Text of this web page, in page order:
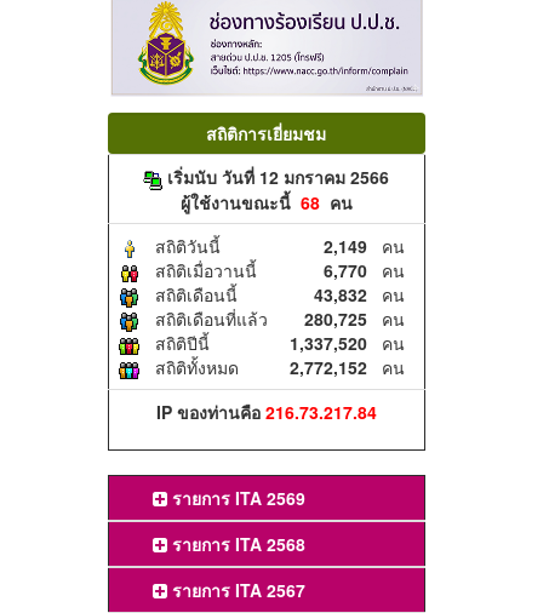
สถิติการเยี่ยมชม
เริ่มนับ วันที่ 12 มกราคม 2566
ผู้ใช้งานขณะนี้ 68คน
สถิติวันนี้
2,149คน
สถิติเมื่อวานนี้
6,770คน
สถิติเดือนนี้
43,832คน
สถิติเดือนที่แล้ว
280,725คน
สถิติปีนี้
1,337,520คน
สถิติทั้งหมด
2,772,152คน
IP ของท่านคือ 216.73.217.84
รายการ ITA 2569
รายการ ITA 2568
รายการ ITA 2567